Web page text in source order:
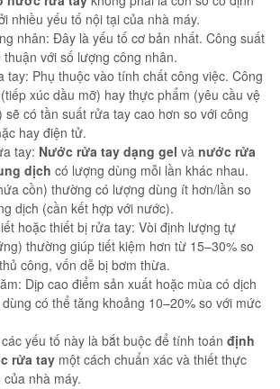
nhiều yếu tố nội tại của nhà máy.
nhân: Đây là yếu tố cơ bản nhất. Công suất
với số lượng công nhân.
tay: Phụ thuộc vào tính chất công việc. Công
xúc dầu mỡ) hay thực phẩm (yêu cầu vệ
sẽ có tần suất rửa tay cao hơn so với công
hay điện tử.
tay: Nước rửa tay dạng gel và nước rửa
dịch có lượng dùng mỗi lần khác nhau.
cồn) thường có lượng dùng ít hơn/lần so
dịch (cần kết hợp với nước).
hoặc thiết bị rửa tay: Vòi định lượng tự
thường giúp tiết kiệm hơn từ 15–30% so
công, vốn dễ bị bơm thừa.
Dịp cao điểm sản xuất hoặc mùa có dịch
có thể tăng khoảng 10–20% so với mức
yếu tố này là bắt buộc để tính toán định
rửa tay một cách chuẩn xác và thiết thực
nhà máy.